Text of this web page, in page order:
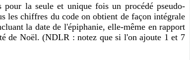
la seule et unique fois un procédé pseudo-
les chiffres du code on obtient de façon intégrale
la date de l'épiphanie, elle-même en rapport
de Noël. (NDLR : notez que si l'on ajoute 1 et 7